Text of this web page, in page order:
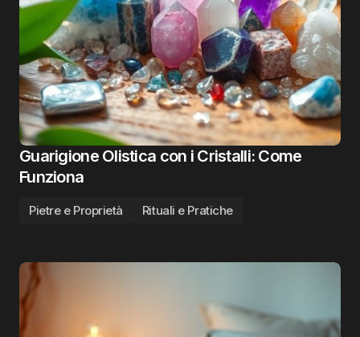
Guarigione Olistica con i Cristalli: Come
Funziona
Pietre e Proprietà Rituali e Pratiche